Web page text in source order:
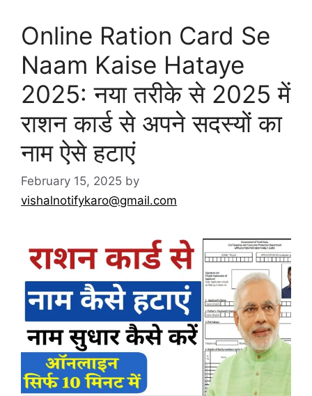
Online Ration Card Se
Naam Kaise Hataye
2025: नया तरीके से 2025 में
राशन कार्ड से अपने सदस्यों का
नाम ऐसे हटाएं
February 15, 2025 by
vishalnotifykaro@gmail.com